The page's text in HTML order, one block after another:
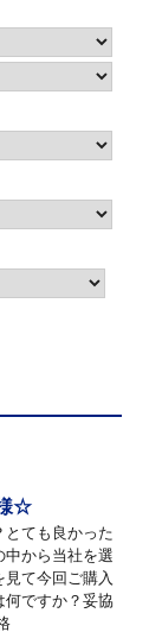
☆
とても良かった
中から当社を選
て今回ご購入
何ですか？妥協